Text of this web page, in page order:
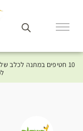
10 חטיפים במתנה לכלב